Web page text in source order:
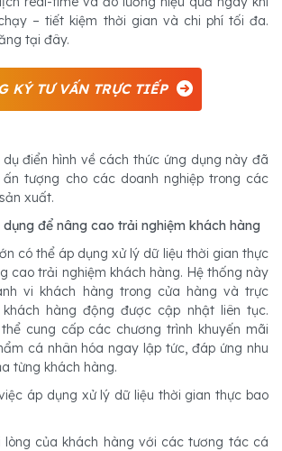
– tiết kiệm thời gian và chi phí tối đa.
tại đây.
KÝ TƯ VẤN TRỰC TIẾP
điển hình về cách thức ứng dụng này đã
tượng cho các doanh nghiệp trong các
xuất.
để nâng cao trải nghiệm khách hàng
có thể áp dụng xử lý dữ liệu thời gian thực
cao trải nghiệm khách hàng. Hệ thống này
vi khách hàng trong cửa hàng và trực
hàng động được cập nhật liên tục.
cung cấp các chương trình khuyến mãi
cá nhân hóa ngay lập tức, đáp ứng nhu
từng khách hàng.
áp dụng xử lý dữ liệu thời gian thực bao
lòng của khách hàng với các tương tác cá